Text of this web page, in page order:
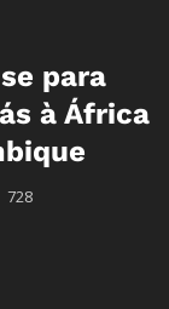
para
à África
728